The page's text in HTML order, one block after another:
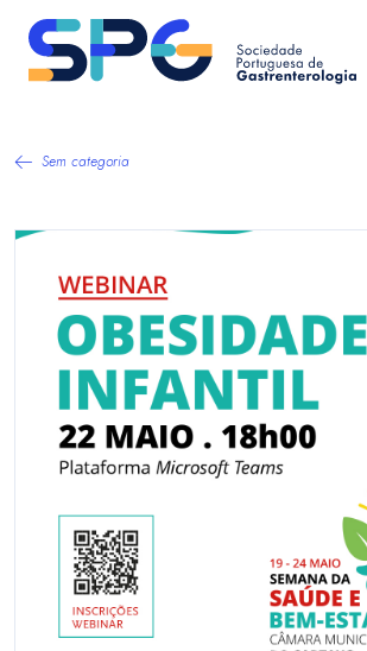
Sem categoria